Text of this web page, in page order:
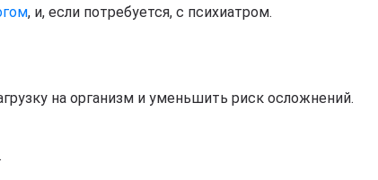
, и, если потребуется, с психиатром.
на организм и уменьшить риск осложнений.